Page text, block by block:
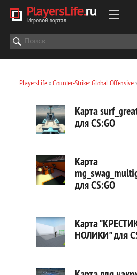
PlayersLife» Counter-Strike: Global Offensive
Карта
для CS:GO
Карта
для CS:GO
Карта
НОЛИКИ" для